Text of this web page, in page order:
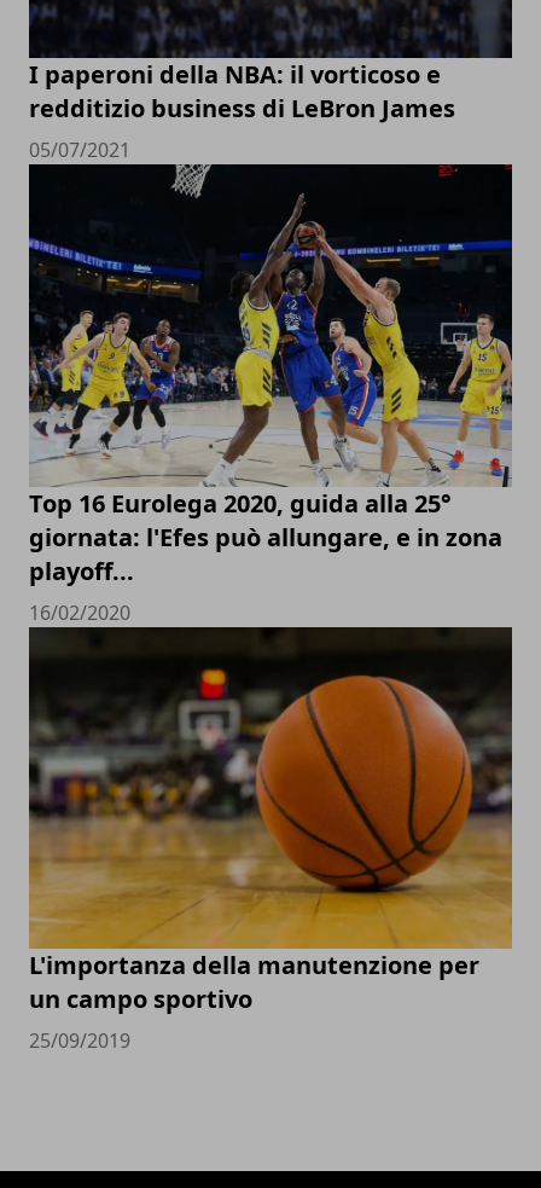
I paperoni della NBA: il vorticoso e
redditizio business di LeBron James
05/07/2021
Top 16 Eurolega 2020, guida alla 25°
giornata: l'Efes può allungare, e in zona
playoff...
16/02/2020
L'importanza della manutenzione per
un campo sportivo
25/09/2019